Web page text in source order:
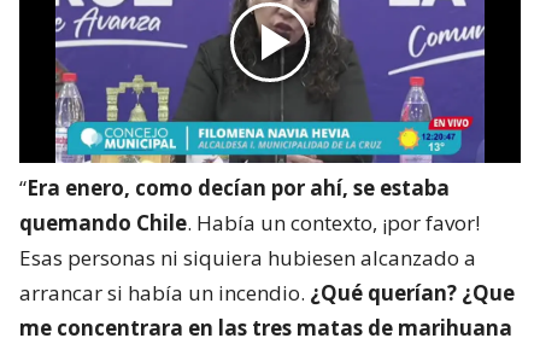
“Era enero, como decían por ahí, se estaba
quemando Chile. Había un contexto, ¡por favor!
Esas personas ni siquiera hubiesen alcanzado a
arrancar si había un incendio. ¿Qué querían? ¿Que
me concentrara en las tres matas de marihuana